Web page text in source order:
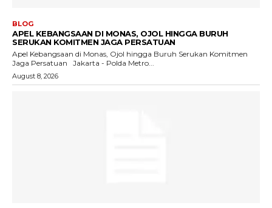
BLOG
APEL KEBANGSAAN DI MONAS, OJOL HINGGA BURUH
SERUKAN KOMITMEN JAGA PERSATUAN
Apel Kebangsaan di Monas, Ojol hingga Buruh Serukan Komitmen
Jaga Persatuan Jakarta - Polda Metro...
August 8, 2026